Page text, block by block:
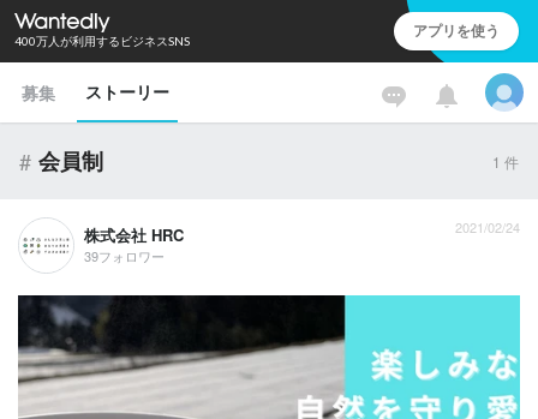
400万人が利用するビジネスSNS アプリを使う
募集 ストーリー
# 会員制 1 件
株式会社 HRC
39フォロワー
2021/02/24